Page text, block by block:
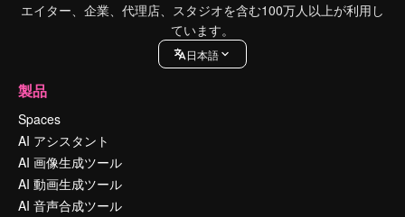
エイター、企業、代理店、スタジオを含む100万人以上が利用し
ています。
日本語
製品
Spaces
AI アシスタント
AI 画像生成ツール
AI 動画生成ツール
AI 音声合成ツール